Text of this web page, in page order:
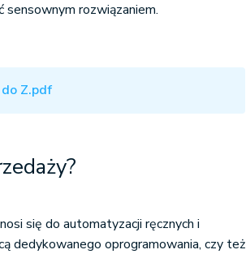
rozwiązaniem.
Z.pdf
się do automatyzacji ręcznych i
dedykowanego oprogramowania, czy też